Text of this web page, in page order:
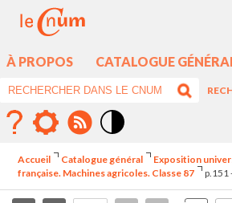
À PROPOS CATALOGUE
élévé
Accueil Catalogue général
Exposition
française. Machines agricoles. Classe 87
p.151